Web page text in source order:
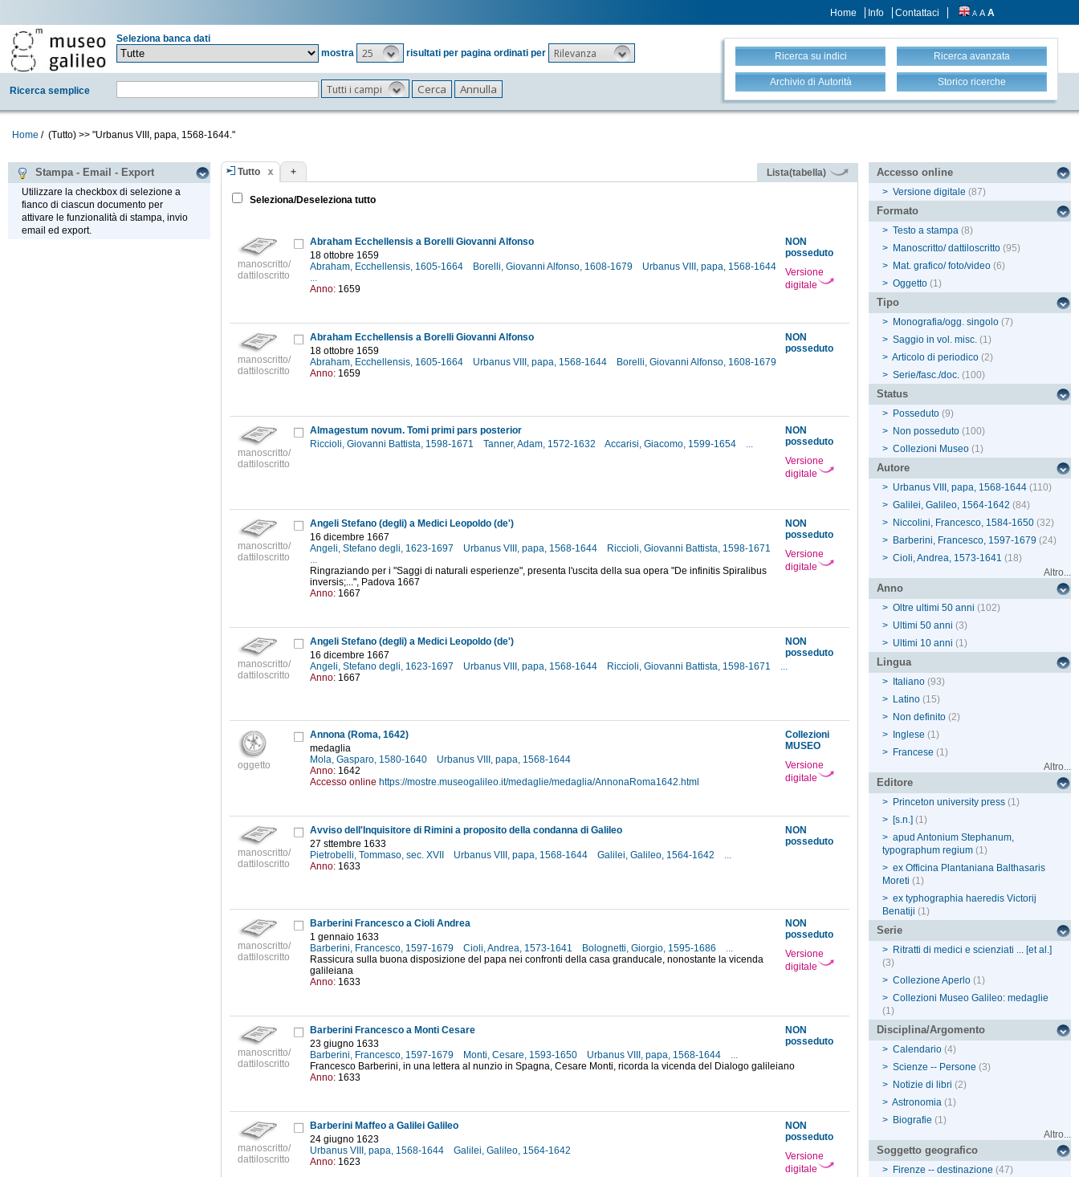
Home Info Contattaci A A A
Seleziona banca dati
mostra
25 risultati per pagina ordinati per Rilevanza
Ricerca semplice Tutti i campi
Ricerca su indici Ricerca avanzata
Archivio di Autorità Storico ricerche
Home / (Tutto) >> "Urbanus VIII, papa, 1568-1644."
Stampa - Email - Export
Utilizzare la checkbox di selezione a
fianco di ciascun documento per
attivare le funzionalità di stampa, invio
email ed export.
Tutto + Lista(tabella)
Seleziona/Deseleziona tutto
manoscritto/
dattiloscritto
NON
posseduto
Versione
digitale
Abraham Ecchellensis a Borelli Giovanni Alfonso
18 ottobre 1659
Abraham, Ecchellensis, 1605-1664
Borelli, Giovanni Alfonso, 1608-1679
Urbanus VIII, papa, 1568-1644
...
Anno: 1659
manoscritto/
dattiloscritto
NON
posseduto
Abraham Ecchellensis a Borelli Giovanni Alfonso
18 ottobre 1659
Abraham, Ecchellensis, 1605-1664
Urbanus VIII, papa, 1568-1644
Borelli, Giovanni Alfonso, 1608-1679
Anno: 1659
manoscritto/
dattiloscritto
NON
posseduto
Versione
digitale
Almagestum novum. Tomi primi pars posterior
Riccioli, Giovanni Battista, 1598-1671
Tanner, Adam, 1572-1632 Accarisi, Giacomo, 1599-1654 ...
manoscritto/
dattiloscritto
NON
posseduto
Versione
digitale
Angeli Stefano (degli) a Medici Leopoldo (de')
16 dicembre 1667
Angeli, Stefano degli, 1623-1697
Urbanus VIII, papa, 1568-1644
Riccioli, Giovanni Battista, 1598-1671
...
Ringraziando per i "Saggi di naturali esperienze", presenta l'uscita della sua opera "De infinitis Spiralibus
inversis;...", Padova 1667
Anno: 1667
manoscritto/
dattiloscritto
NON
posseduto
Angeli Stefano (degli) a Medici Leopoldo (de')
16 dicembre 1667
Angeli, Stefano degli, 1623-1697
Urbanus VIII, papa, 1568-1644 Riccioli, Giovanni Battista, 1598-1671
...
Anno: 1667
oggetto
Collezioni
MUSEO
Versione
digitale
Annona (Roma, 1642)
medaglia
Mola, Gasparo, 1580-1640
Urbanus VIII, papa, 1568-1644
Anno: 1642
Accesso online https://mostre.museogalileo.it/medaglie/medaglia/AnnonaRoma1642.html
manoscritto/
dattiloscritto
NON
posseduto
Avviso dell'Inquisitore di Rimini a proposito della condanna di Galileo
27 sttembre 1633
Pietrobelli, Tommaso, sec. XVII
Urbanus VIII, papa, 1568-1644 Galilei, Galileo, 1564-1642
...
Anno: 1633
manoscritto/
dattiloscritto
NON
posseduto
Versione
digitale
Barberini Francesco a Cioli Andrea
1 gennaio 1633
Barberini, Francesco, 1597-1679
Cioli, Andrea, 1573-1641 Bolognetti, Giorgio, 1595-1686
...
Rassicura sulla buona disposizione del papa nei confronti della casa granducale, nonostante la vicenda
galileiana
Anno: 1633
manoscritto/
dattiloscritto
NON
posseduto
Barberini Francesco a Monti Cesare
23 giugno 1633
Barberini, Francesco, 1597-1679
Monti, Cesare, 1593-1650 Urbanus VIII, papa, 1568-1644
...
Francesco Barberini, in una lettera al nunzio in Spagna, Cesare Monti, ricorda la vicenda del Dialogo galileiano
Anno: 1633
manoscritto/
dattiloscritto
NON
posseduto
Versione
digitale
Barberini Maffeo a Galilei Galileo
24 giugno 1623
Urbanus VIII, papa, 1568-1644
Galilei, Galileo, 1564-1642
Anno: 1623
Accesso online
> Versione digitale (87)
Formato
> Testo a stampa (8)
> Manoscritto/ dattiloscritto (95)
> Mat. grafico/ foto/video (6)
> Oggetto (1)
Tipo
> Monografia/ogg. singolo (7)
> Saggio in vol. misc. (1)
> Articolo di periodico (2)
> Serie/fasc./doc. (100)
Status
> Posseduto (9)
> Non posseduto (100)
> Collezioni Museo (1)
Autore
> Urbanus VIII, papa, 1568-1644 (110)
> Galilei, Galileo, 1564-1642 (84)
> Niccolini, Francesco, 1584-1650 (32)
> Barberini, Francesco, 1597-1679 (24)
> Cioli, Andrea, 1573-1641 (18)
Altro...
Anno
> Oltre ultimi 50 anni (102)
> Ultimi 50 anni (3)
> Ultimi 10 anni (1)
Lingua
> Italiano (93)
> Latino (15)
> Non definito (2)
>
Inglese (1)
> Francese (1)
Altro...
Editore
> Princeton university press (1)
> [s.n.] (1)
> apud Antonium Stephanum,
typographum regium (1)
> ex Officina Plantaniana Balthasaris
Moreti (1)
> ex typhographia haeredis Victorij
Benatiji (1)
Serie
> Ritratti di medici e scienziati ... [et al.]
(3)
> Collezione Aperlo (1)
> Collezioni Museo Galileo: medaglie
(1)
Disciplina/Argomento
> Calendario (4)
> Scienze -- Persone (3)
> Notizie di libri (2)
> Astronomia (1)
> Biografie (1)
Altro...
Soggetto geografico
> Firenze -- destinazione (47)